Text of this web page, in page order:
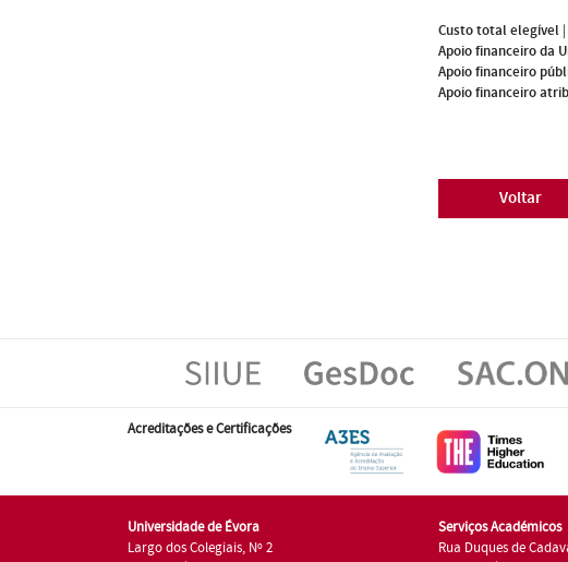
Custo total elegível |
Apoio financeiro da
Apoio financeiro
Apoio financeiro
Voltar
Acreditações e Certificações
Universidade de Évora
Largo dos Colegiais, Nº 2
Serviços Académicos
Rua Duques de